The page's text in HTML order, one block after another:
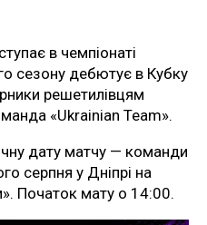
в чемпіонаті
сезону дебютує в Кубку
решетилівцям
«Ukrainian Team».
дату матчу — команди
серпня у Дніпрі на
Початок мату о 14:00.